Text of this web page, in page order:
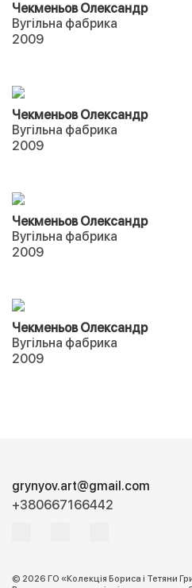
Чекменьов Олександр
Вугільна фабрика
2009
Чекменьов Олександр
Вугільна фабрика
2009
Чекменьов Олександр
Вугільна фабрика
2009
Чекменьов Олександр
Вугільна фабрика
2009
grynyov.art@gmail.com
+380667166442
© 2026 ГО «Колекція Бориса і Тетяни